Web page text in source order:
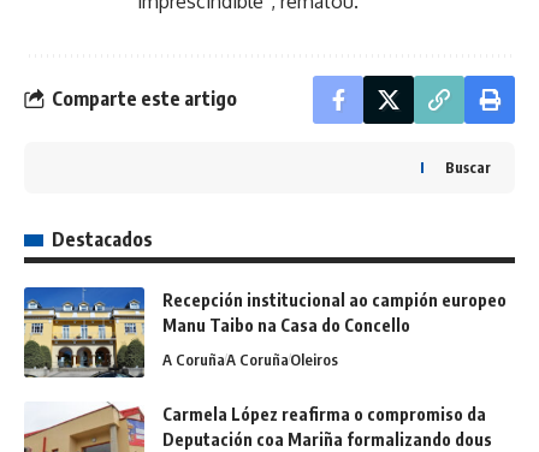
Comparte este artigo
Buscar
Destacados
Recepción institucional ao campión europeo
Manu Taibo na Casa do Concello
A CoruñaA CoruñaOleiros
Carmela López reafirma o compromiso da
Deputación coa Mariña formalizando dous